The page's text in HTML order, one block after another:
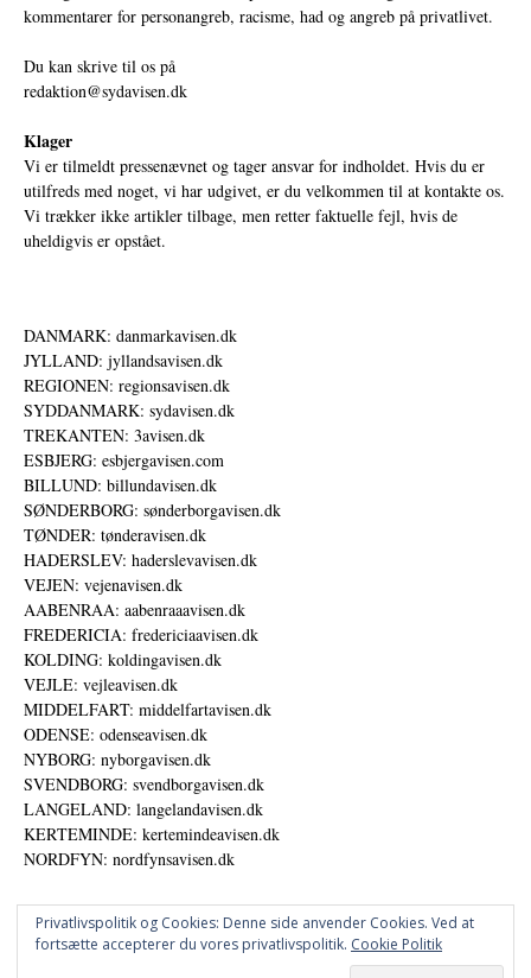
kommentarer for personangreb, racisme, had og angreb på privatlivet.
Du kan skrive til os på
redaktion@sydavisen.dk
Klager
Vi er tilmeldt pressenævnet og tager ansvar for indholdet. Hvis du er
utilfreds med noget, vi har udgivet, er du velkommen til at kontakte os.
Vi trækker ikke artikler tilbage, men retter faktuelle fejl, hvis de
uheldigvis er opstået.
DANMARK: danmarkavisen.dk
JYLLAND: jyllandsavisen.dk
REGIONEN: regionsavisen.dk
SYDDANMARK: sydavisen.dk
TREKANTEN: 3avisen.dk
ESBJERG: esbjergavisen.com
BILLUND: billundavisen.dk
SØNDERBORG: sønderborgavisen.dk
TØNDER: tønderavisen.dk
HADERSLEV: haderslevavisen.dk
VEJEN: vejenavisen.dk
AABENRAA: aabenraaavisen.dk
FREDERICIA: fredericiaavisen.dk
KOLDING: koldingavisen.dk
VEJLE: vejleavisen.dk
MIDDELFART: middelfartavisen.dk
ODENSE: odenseavisen.dk
NYBORG: nyborgavisen.dk
SVENDBORG: svendborgavisen.dk
LANGELAND: langelandavisen.dk
KERTEMINDE: kertemindeavisen.dk
NORDFYN: nordfynsavisen.dk
Privatlivspolitik og Cookies: Denne side anvender Cookies. Ved at
fortsætte accepterer du vores privatlivspolitik. Cookie Politik